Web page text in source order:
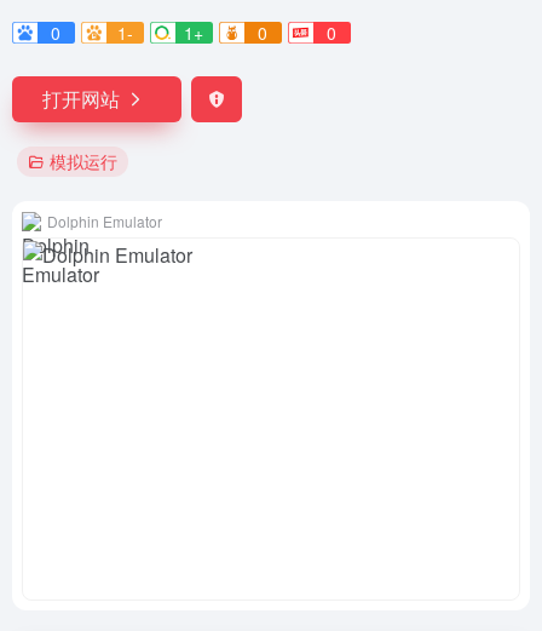
0
1- 1+ 0 0
打开网站
模拟运行
Dolphin Emulator